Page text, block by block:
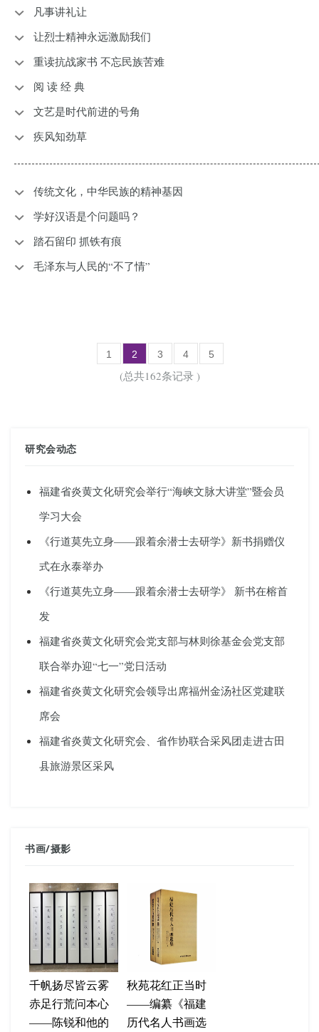
凡事讲礼让
让烈士精神永远激励我们
重读抗战家书 不忘民族苦难
阅 读 经 典
文艺是时代前进的号角
疾风知劲草
传统文化，中华民族的精神基因
学好汉语是个问题吗？
踏石留印 抓铁有痕
毛泽东与人民的“不了情”
1 2 3 4 5
(总共162条记录 )
研究会动态
福建省炎黄文化研究会举行“海峡文脉大讲堂”暨会员
学习大会
《行道莫先立身——跟着余潜士去研学》新书捐赠仪
式在永泰举办
《行道莫先立身——跟着余潜士去研学》 新书在榕首
发
福建省炎黄文化研究会党支部与林则徐基金会党支部
联合举办迎“七一”党日活动
福建省炎黄文化研究会领导出席福州金汤社区党建联
席会
福建省炎黄文化研究会、省作协联合采风团走进古田
县旅游景区采风
书画/摄影
千帆扬尽皆云雾
赤足行荒问本心
——陈锐和他的
秋苑花红正当时
——编纂《福建
历代名人书画选